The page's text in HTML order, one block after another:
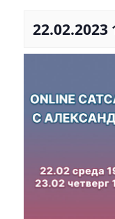
22.02.2023